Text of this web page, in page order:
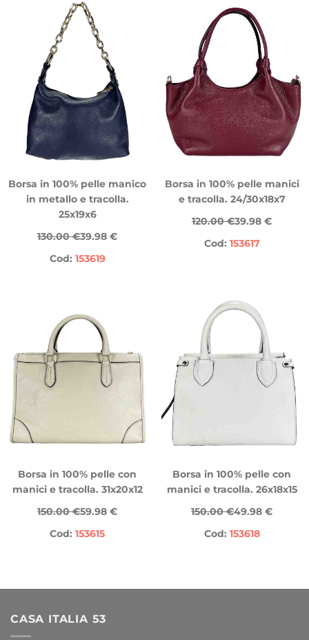
Borsa in 100% pelle manico
in metallo e tracolla.
25x19x6
130.00 €39.98 €
Cod: 153619
Borsa in 100% pelle manici
e tracolla. 24/30x18x7
120.00 €39.98 €
Cod: 153617
Borsa in 100% pelle con
manici e tracolla. 31x20x12
150.00 €59.98 €
Cod: 153615
Borsa in 100% pelle con
manici e tracolla. 26x18x15
150.00 €49.98 €
Cod: 153618
CASA ITALIA 53